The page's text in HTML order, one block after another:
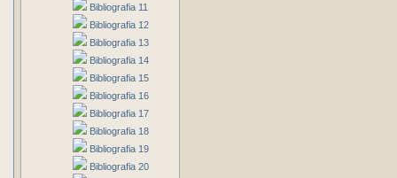
Bibliografia 11
Bibliografia 12
Bibliografia 13
Bibliografia 14
Bibliografia 15
Bibliografia 16
Bibliografia 17
Bibliografia 18
Bibliografia 19
Bibliografia 20